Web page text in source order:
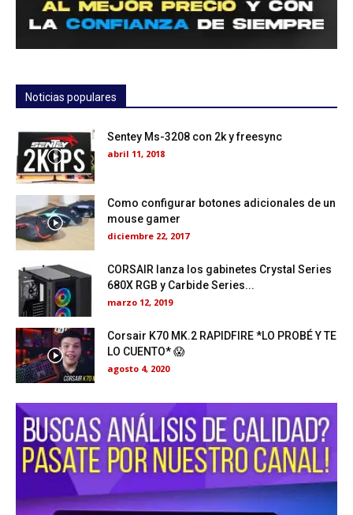
Noticias populares
Sentey Ms-3208 con 2k y freesync
abril 11, 2018
Como configurar botones adicionales de un
mouse gamer
diciembre 22, 2017
CORSAIR lanza los gabinetes Crystal Series
680X RGB y Carbide Series...
marzo 12, 2019
Corsair K70 MK.2 RAPIDFIRE *LO PROBÉ Y TE
LO CUENTO* 😱
agosto 4, 2020